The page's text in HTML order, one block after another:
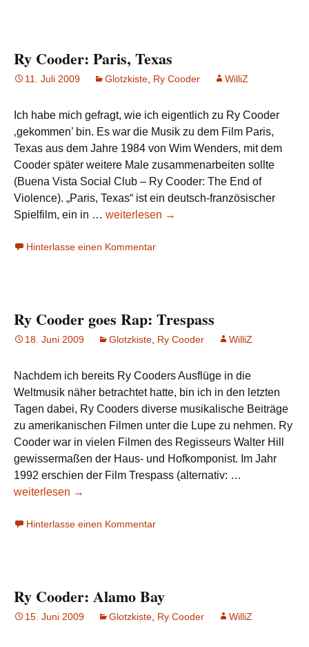
1979
Ry Cooder: Paris, Texas
11. Juli 2009 Glotzkiste Ry Cooder WilliZ
Ich habe mich gefragt, wie ich eigentlich zu Ry Cooder
‚gekommen’ bin. Es war die Musik zu dem Film Paris,
Texas aus dem Jahre 1984 von Wim Wenders, mit dem
Cooder später weitere Male zusammenarbeiten sollte
(Buena Vista Social Club – Ry Cooder: The End of
Violence). „Paris, Texas“ ist ein deutsch-französischer
Spielfilm, ein in … Ry
Paris,
weiterlesen →
Hinterlasse einen Kommentar
Ry Cooder goes Rap: Trespass
18. Juni 2009 Glotzkiste Ry Cooder WilliZ
Nachdem ich bereits Ry Cooders Ausflüge in die
Weltmusik näher betrachtet hatte, bin ich in den letzten
Tagen dabei, Ry Cooders diverse musikalische Beiträge
zu amerikanischen Filmen unter die Lupe zu nehmen. Ry
Cooder war in vielen Filmen des Regisseurs Walter Hill
gewissermaßen der Haus- und Hofkomponist. Im Jahr
1992 erschien der Film Trespass (alternativ: …
weiterlesen →
Hinterlasse einen Kommentar
Ry Cooder: Alamo Bay
15. Juni 2009 Glotzkiste Ry Cooder WilliZ